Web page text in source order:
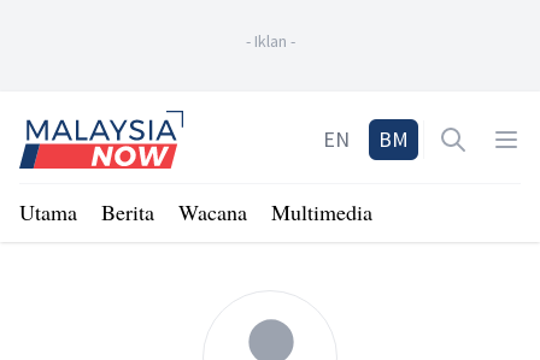
- Iklan -
Home
EN BM Open
Utama Berita Wacana Multimedia